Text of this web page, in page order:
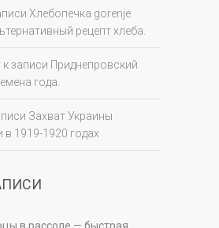
Хлебопечка gorenje
рецепт хлеба.
к записи Приднепровский
года.
Захват Украины
1919-1920 годах